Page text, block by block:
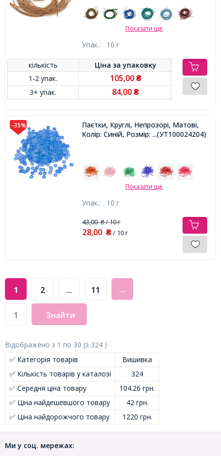
Показати ще
Упак.: 10 г
кількість Ціна заупаковку
1-2 упак.
105,00 ₴
3+ упак. 84,00₴
-35%
Паєтки, Круглі, Непрозорі, Матові,
Колір: Синій, Розмір: 3 мм,...(УТ100024204)
Показати ще
Упак.: 10 г
43,00₴/ 10 г
28,00 ₴/ 10 г
1 2 ... 11 →
Знайти
Відображено з 1 по 30 (з 324 )
✅ Категорія товарів
Вишивка
✅ Кількість товарів у каталозі
324
✅ Середня ціна товару
104.26 грн.
✅ Ціна найдешевшого товару
42 грн.
✅ Ціна найдорожчого товару
1220 грн.
Ми у соц. мережах: